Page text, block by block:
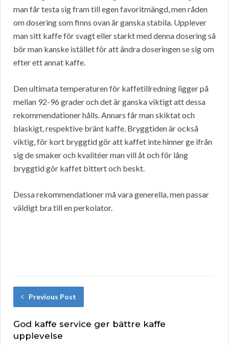
man får testa sig fram till egen favoritmängd, men råden
om dosering som finns ovan är ganska stabila. Upplever
man sitt kaffe för svagt eller starkt med denna dosering så
bör man kanske istället för att ändra doseringen se sig om
efter ett annat kaffe.
Den ultimata temperaturen för kaffetillredning ligger på
mellan 92-96 grader och det är ganska viktigt att dessa
rekommendationer hålls. Annars får man skiktat och
blaskigt, respektive bränt kaffe. Bryggtiden är också
viktig, för kort bryggtid gör att kaffet inte hinner ge ifrån
sig de smaker och kvalitéer man vill åt och för lång
bryggtid gör kaffet bittert och beskt.
Dessa rekommendationer må vara generella, men passar
väldigt bra till en perkolator.
Previous Post
God kaffe service ger bättre kaffe
upplevelse